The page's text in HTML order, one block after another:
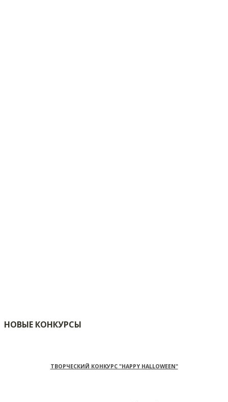
НОВЫЕ КОНКУРСЫ
ТВОРЧЕСКИЙ КОНКУРС "HAPPY HALLOWEEN"